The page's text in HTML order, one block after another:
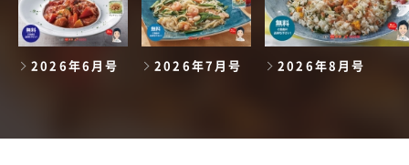
2026年6月号 2026年7月号 2026年8月号